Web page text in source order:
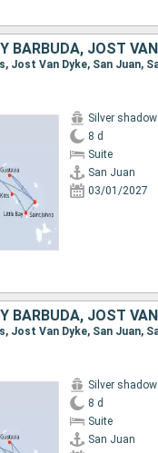
Silver shadow
8 d
Suite
San Juan
03/01/2027
Silver shadow
8 d
Suite
San Juan